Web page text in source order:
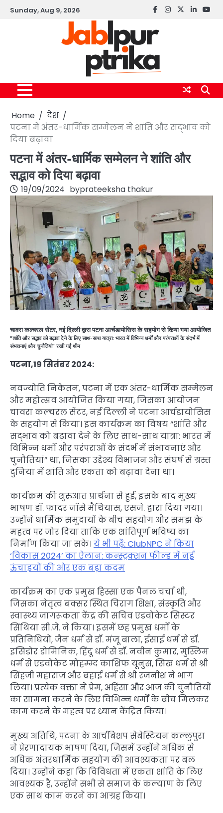
SkipSunday, Aug 9, 2026 Facebook
instagram
twitterlinkedin
Home
देश
पटना में अंतर-धार्मिक सम्मेलन ने शांति और सद्भाव को
दिया बढ़ावा
पटना में अंतर-धार्मिक सम्मेलन ने शांति और
सद्भाव को दिया बढ़ावा
19/09/2024 byprateeksha thakur
चावरा कल्चरल सेंटर, नई दिल्ली द्वारा पटना आर्चडायोसिस के सहयोग से किया गया आयोजित
“शांति और सद्भाव को बढ़ावा देने के लिए साथ-साथ यात्रा: भारत में विभिन्न धर्मों और परंपराओं के संदर्भ में
संभावनाएं और चुनौतियां” रखी गई थीम
पटना,19 सितंबर 2024:
नवज्योति निकेतन, पटना में एक अंतर-धार्मिक सम्मेलन
और महोत्सव आयोजित किया गया, जिसका आयोजन
चावरा कल्चरल सेंटर, नई दिल्ली ने पटना आर्चडायोसिस
के सहयोग से किया। इस कार्यक्रम का विषय “शांति और
सद्भाव को बढ़ावा देने के लिए साथ-साथ यात्रा: भारत में
विभिन्न धर्मों और परंपराओं के संदर्भ में संभावनाएं और
चुनौतियां” था, जिसका उद्देश्य विभाजन और संघर्ष से ग्रस्त
दुनिया में शांति और एकता को बढ़ावा देना था।
कार्यक्रम की शुरुआत प्रार्थना से हुई, इसके बाद मुख्य
भाषण डॉ. फादर जॉसे मैथियास, एसजे. द्वारा दिया गया।
उन्होंने धार्मिक समुदायों के बीच सहयोग और समझ के
महत्व पर जोर दिया ताकि एक शांतिपूर्ण भविष्य का
निर्माण किया जा सके। ये भी पढ़ें: ClubNPC ने किया
‘विकास 2024’ का ऐलान: कन्स्ट्रक्शन फील्ड में नई
ऊंचाइयों की ओर एक बड़ा कदम
कार्यक्रम का एक प्रमुख हिस्सा एक पैनल चर्चा थी,
जिसका नेतृत्व बक्सर स्थित चिराग शिक्षा, संस्कृति और
स्वास्थ्य जागरूकता केंद्र की सचिव एडवोकेट सिस्टर
सिंथिया सी.जे. ने किया। इसमें छह प्रमुख धर्मों के
प्रतिनिधियों, जैन धर्म से डॉ. मंजू बाला, ईसाई धर्म से डॉ.
इसिडोर डोमिनिक, हिंदू धर्म से डॉ. नवीन कुमार, मुस्लिम
धर्म से एडवोकेट मोहम्म्द काशिफ यूनुस, सिख धर्म से श्री
सिंहजी महाराज और बहाई धर्म से श्री रजनीश ने भाग
लिया। प्रत्येक वक्ता ने प्रेम, अहिंसा और आज की चुनौतियों
का सामना करने के लिए विभिन्न धर्मों के बीच मिलकर
काम करने के महत्व पर ध्यान केंद्रित किया।
मुख्य अतिथि, पटना के आर्चबिशप सेबेस्टियन कल्लुपुरा
ने प्रेरणादायक भाषण दिया, जिसमें उन्होंने अधिक से
अधिक अंतरधार्मिक सहयोग की आवश्यकता पर बल
दिया। उन्होंने कहा कि विविधता में एकता शांति के लिए
आवश्यक है, उन्होंने सभी से समाज के कल्याण के लिए
एक साथ काम करने का आग्रह किया।